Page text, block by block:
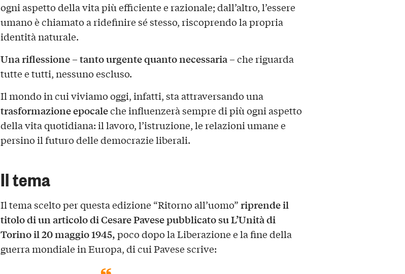
ogni aspetto della vita più efficiente e razionale; dall’altro, l’essere
umano è chiamato a ridefinire sé stesso, riscoprendo la propria
identità naturale.
Una riflessione – tanto urgente quanto necessaria– che riguarda
tutte e tutti, nessuno escluso.
Il mondo in cui viviamo oggi, infatti, sta attraversando una
trasformazione epocaleche influenzerà sempre di più ogni aspetto
della vita quotidiana: il lavoro, l’istruzione, le relazioni umane e
persino il futuro delle democrazie liberali.
Il tema
Il tema scelto per questa edizione “Ritorno all’uomo”riprende il
titolo di un articolo di Cesare Pavese pubblicato su L’Unità di
Torino il 20 maggio 1945,poco dopo la Liberazione e la fine della
guerra mondiale in Europa, di cui Pavese scrive: